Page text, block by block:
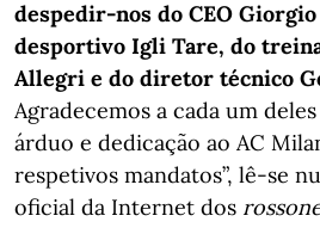
despedir-nos do CEO
desportivo Igli Tare, do
Allegri e do diretor técnico
Agradecemos a cada um
árduo e dedicação ao AC
respetivos mandatos”, lê-se
oficial da Internet dos